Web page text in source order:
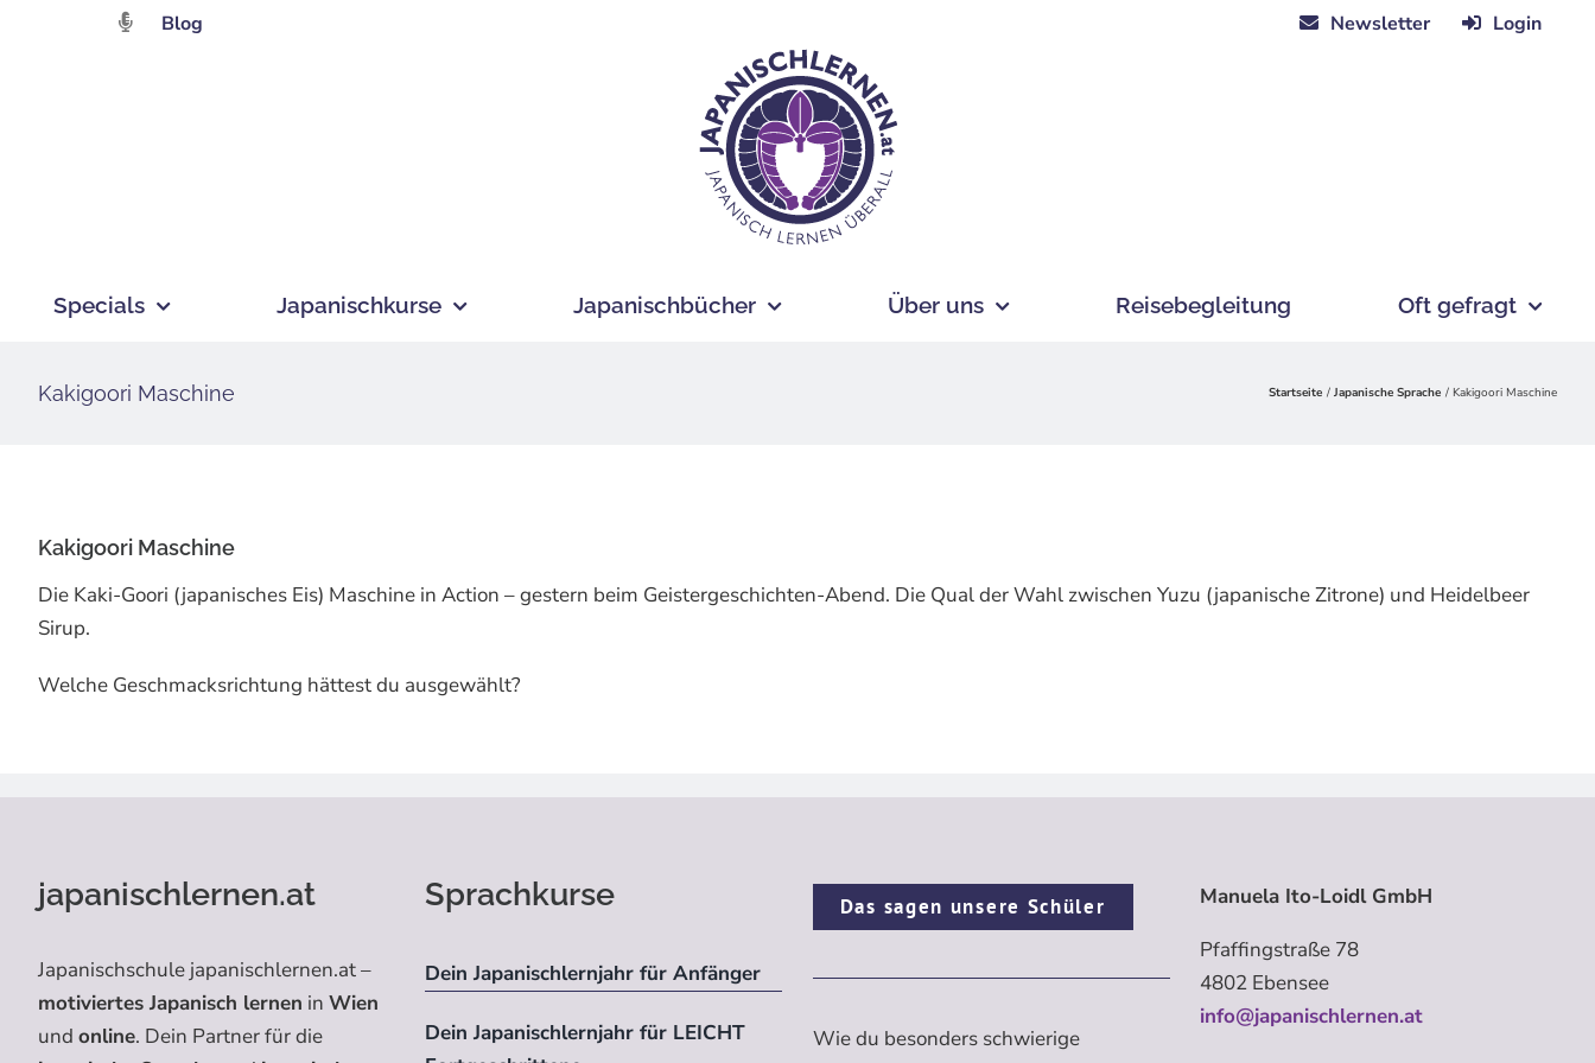
Blog Newsletter Login
Specials Japanischkurse Japanischbücher Über uns Reisebegleitung Oft gefragt
Kakigoori Maschine Startseite Japanische Sprache Kakigoori Maschine
Kakigoori Maschine
Die Kaki-Goori (japanisches Eis) Maschine in Action – gestern beim Geistergeschichten-Abend. Die Qual der Wahl zwischen Yuzu (japanische Zitrone) und Heidelbeer
Sirup.
Welche Geschmacksrichtung hättest du ausgewählt?
japanischlernen.at
Japanischschule japanischlernen.at –
motiviertes Japanisch lernen in Wien
und online. Dein Partner für die
Sprachkurse
Dein Japanischlernjahr für Anfänger
Dein Japanischlernjahr für LEICHT
Das sagen unsere Schüler
Wie du besonders schwierige
Manuela Ito-Loidl GmbH
Pfaffingstraße 78
4802 Ebensee
info@japanischlernen.at